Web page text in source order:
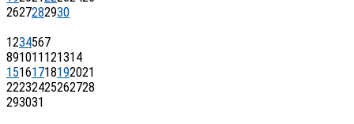
2627282930
1234567
891011 121314
15161718192021
22232425262728
293031